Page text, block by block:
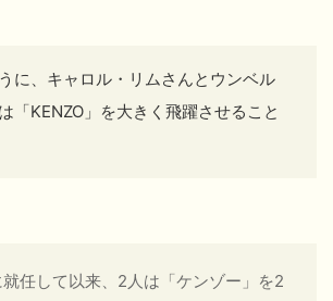
に、キャロル・リムさんとウンベル
「KENZO」を大きく飛躍させること
任して以来、2人は「ケンゾー」を2